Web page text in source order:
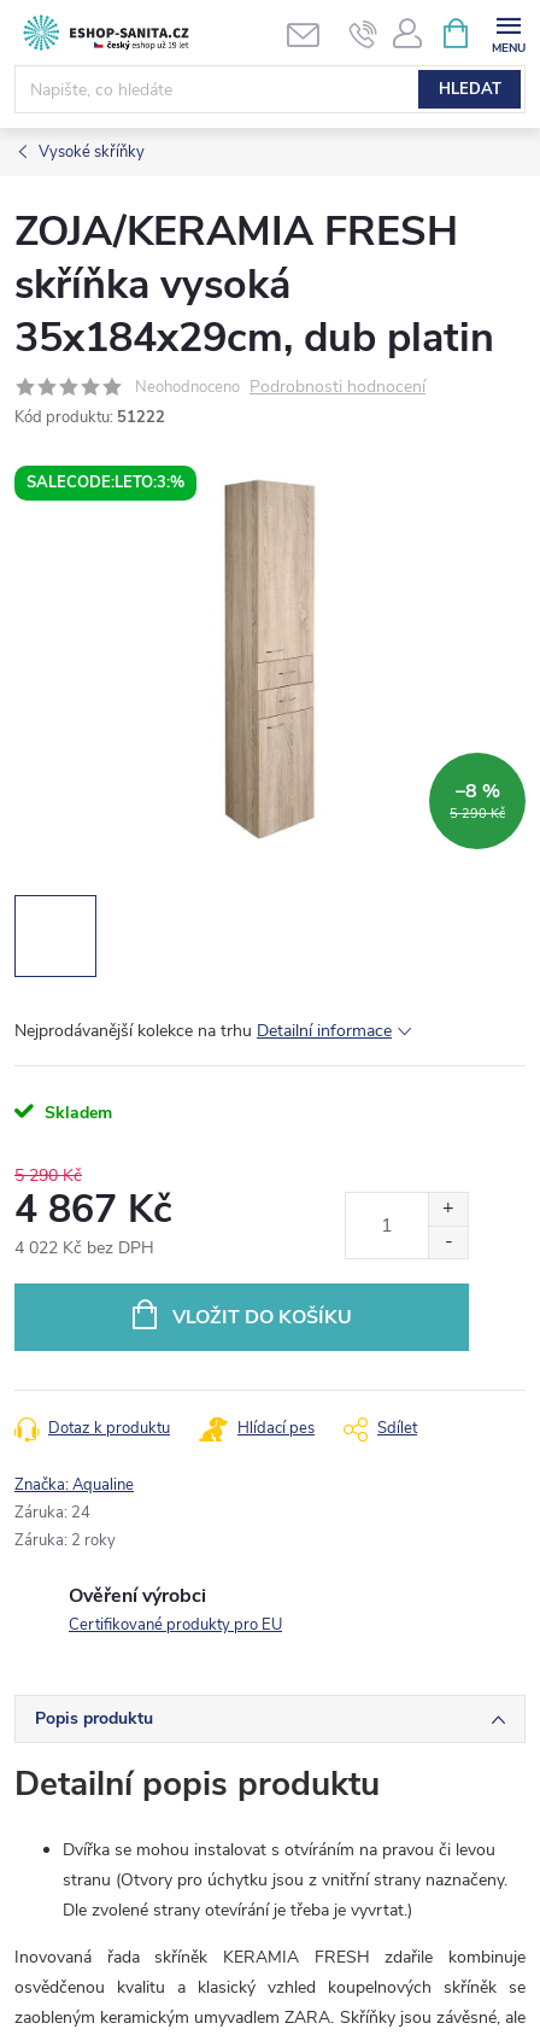
Přejít
obsah
HLEDAT
NÁKUPNÍ
KOŠÍK
Vysoké skříňky
ZOJA/KERAMIA FRESH
skříňka vysoká
35x184x29cm, dub platin
Neohodnoceno Podrobnosti hodnocení
Kód produktu: 51222
SALECODE:LETO:3:%
5 290 Kč
–8 %
Nejprodávanější kolekce na trhu Detailní informace
Skladem
5 290 Kč
4 867 Kč
4 022 Kč bez DPH
VLOŽIT DO KOŠÍKU
Dotaz k produktu Hlídací pes Sdílet
Značka:Aqualine
Záruka: 24
Záruka: 2 roky
Ověření výrobci
Certifikované produkty pro EU
Popis produktu
Detailní popis produktu
Dvířka se mohou instalovat s otvíráním na pravou či levou
stranu (Otvory pro úchytku jsou z vnitřní strany naznačeny.
Dle zvolené strany otevírání je třeba je vyvrtat.)
Inovovaná řada skříněk KERAMIA FRESH zdařile kombinuje
osvědčenou kvalitu a klasický vzhled koupelnových skříněk se
zaobleným keramickým umyvadlem ZARA. Skříňky jsou závěsné, ale